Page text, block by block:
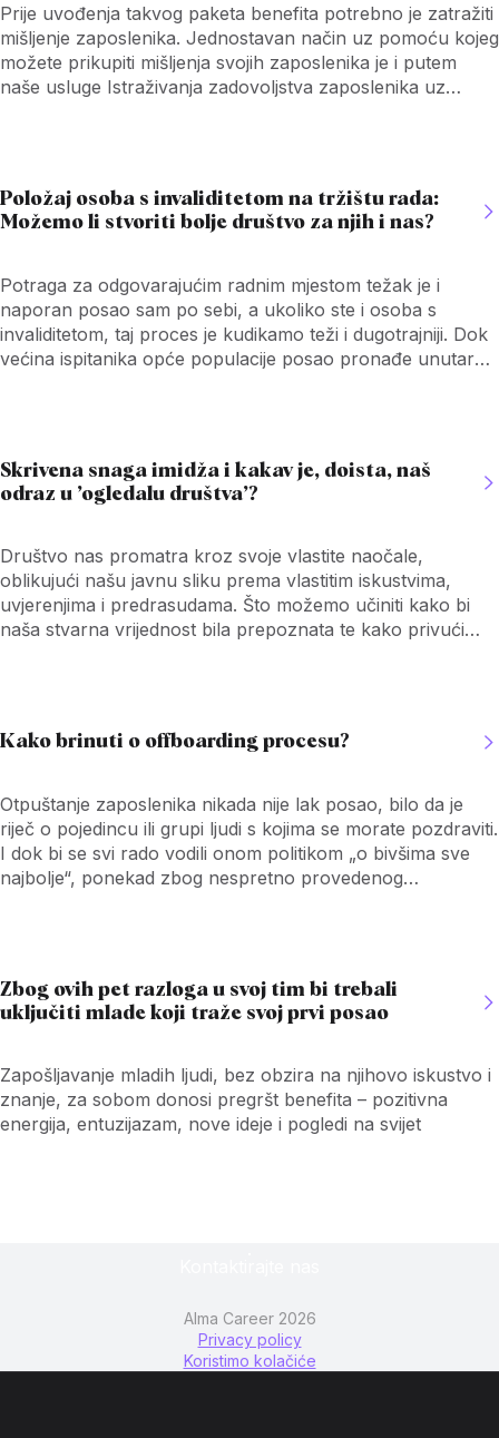
Prije uvođenja takvog paketa benefita potrebno je zatražiti
mišljenje zaposlenika. Jednostavan način uz pomoću kojeg
možete prikupiti mišljenja svojih zaposlenika je i putem
naše usluge Istraživanja zadovoljstva zaposlenika uz
Položaj osoba s invaliditetom na tržištu rada:
Možemo li stvoriti bolje društvo za njih i nas?
Potraga za odgovarajućim radnim mjestom težak je i
naporan posao sam po sebi, a ukoliko ste i osoba s
invaliditetom, taj proces je kudikamo teži i dugotrajniji. Dok
većina ispitanika opće populacije posao pronađe unutar
invaliditetom.
Skrivena snaga imidža i kakav je, doista, naš
odraz u ’ogledalu društva’?
Društvo nas promatra kroz svoje vlastite naočale,
oblikujući našu javnu sliku prema vlastitim iskustvima,
uvjerenjima i predrasudama. Što možemo učiniti kako bi
naša stvarna vrijednost bila prepoznata te kako privući
Kako brinuti o offboarding procesu?
Otpuštanje zaposlenika nikada nije lak posao, bilo da je
riječ o pojedincu ili grupi ljudi s kojima se morate pozdraviti.
I dok bi se svi rado vodili onom politikom „o bivšima sve
najbolje“, ponekad zbog nespretno provedenog
Zbog ovih pet razloga u svoj tim bi trebali
uključiti mlade koji traže svoj prvi posao
Zapošljavanje mladih ljudi, bez obzira na njihovo iskustvo i
znanje, za sobom donosi pregršt benefita – pozitivna
energija, entuzijazam, nove ideje i pogledi na svijet
Alma Career 2026
Privacy policy
Koristimo kolačiće